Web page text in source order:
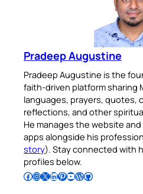
Pradeep Augustine
Pradeep Augustine is the
faith-driven platform sharing
languages, prayers, quotes,
reflections, and other
He manages the website
apps alongside his
story). Stay connected with
profiles below.
Follow Pradeep on Facebook Follow Pradeep on InstagramFollow Pradeep on X Follow Pradeep on LinkedIn Follow Pradeep on Pinterest Subscribe to Pradeep’s Youtube Channel Follow Pradeep on WordPress Follow Pradeep on GitHub